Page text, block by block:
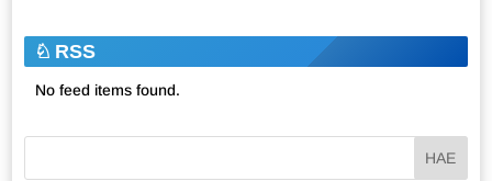
RSS
No feed items found.